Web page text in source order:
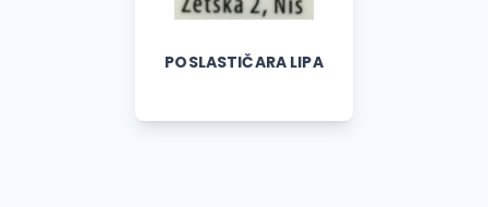
POSLASTIČARA LIPA